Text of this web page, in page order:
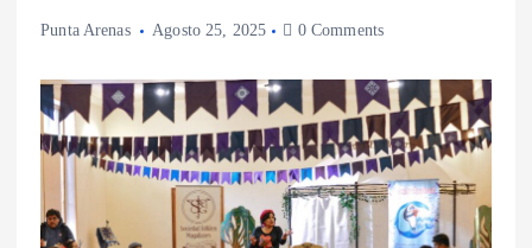
Punta Arenas Agosto 25, 2025 0 Comments